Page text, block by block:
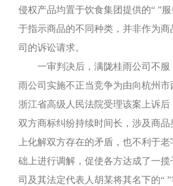
侵权产品均置于饮食集团提供的“ ”
于指示商品的不同种类，并非作为
司的诉讼请求。
一审判决后，满陇桂雨公司不服
雨公司实施不正当竞争为由向杭州
浙江省高级人民法院受理该案上诉
双方商标纠纷持续时间长，涉及商
上化解双方存在的矛盾，也不利于
础上进行调解，促使各方达成了一
司及其法定代表人胡某将其名下的“